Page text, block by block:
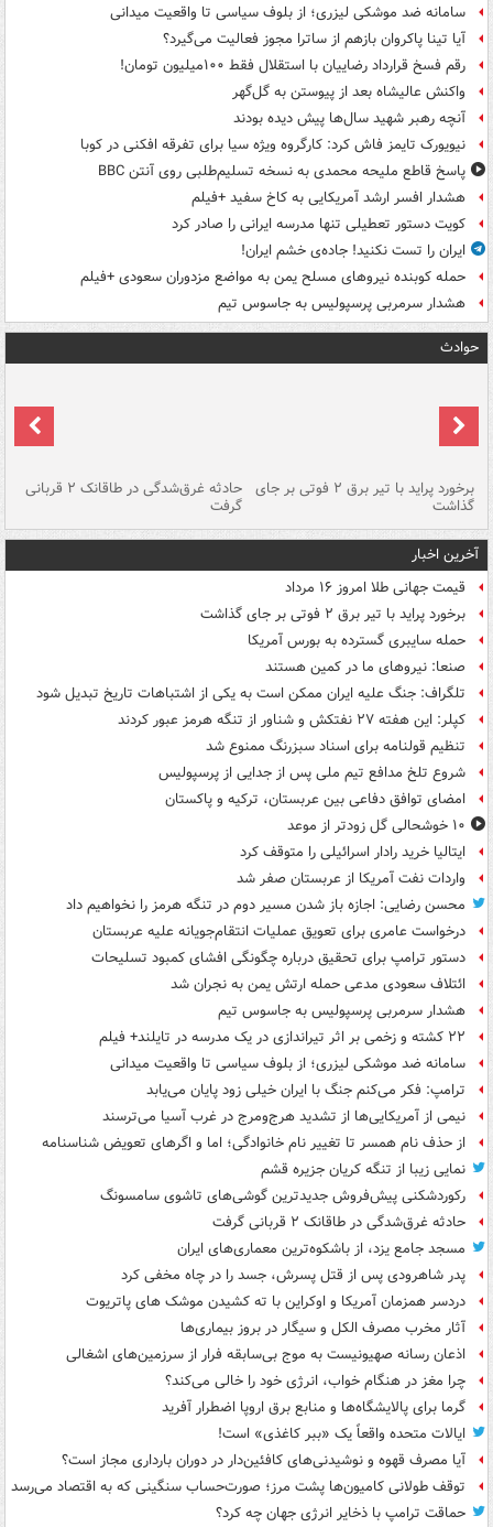
سامانه ضد موشکی لیزری؛ از بلوف سیاسی تا واقعیت میدانی
آیا تینا پاکروان بازهم از ساترا مجوز فعالیت می‌گیرد؟
رقم فسخ قرارداد رضاییان با استقلال فقط ۱۰۰میلیون تومان!
واکنش عالیشاه بعد از پیوستن به گل‌گهر
آنچه رهبر شهید سال‌ها پیش دیده بودند
نیویورک تایمز فاش کرد: کارگروه ویژه سیا برای تفرقه افکنی در کوبا
پاسخ قاطع ملیحه محمدی به نسخه تسلیم‌طلبی روی آنتن BBC
هشدار افسر ارشد آمریکایی به کاخ سفید +فیلم
کویت دستور تعطیلی تنها مدرسه ایرانی را صادر کرد
ایران را تست نکنید! جاده‌ی خشم ایران!
حمله کوبنده نیروهای مسلح یمن به مواضع مزدوران سعودی +فیلم
هشدار سرمربی پرسپولیس به جاسوس تیم
حوادث
برخورد پراید با تیر برق ۲ فوتی بر جای
گذاشت
حادثه غرق‌شدگی در طاقانک ۲ قربانی
گرفت
آخرین اخبار
قیمت جهانی طلا امروز ۱۶ مرداد
برخورد پراید با تیر برق ۲ فوتی بر جای گذاشت
حمله سایبری گسترده به بورس آمریکا
صنعا: نیروهای ما در کمین‌ هستند
تلگراف: جنگ علیه ایران ممکن است به یکی از اشتباهات تاریخ تبدیل شود
کپلر: این هفته ۲۷ نفتکش و شناور از تنگه هرمز عبور کردند
تنظیم قولنامه برای اسناد سبزرنگ ممنوع شد
شروع تلخ مدافع تیم ملی پس از جدایی از پرسپولیس
امضای توافق دفاعی بین عربستان، ترکیه و پاکستان
۱۰ خوشحالی گل زودتر از موعد
ایتالیا خرید رادار اسرائیلی را متوقف کرد
واردات نفت آمریکا از عربستان صفر شد
محسن رضایی: اجازه باز شدن مسیر دوم در تنگه هرمز را نخواهیم داد
درخواست عامری برای تعویق عملیات انتقام‌جویانه علیه عربستان
دستور ترامپ برای تحقیق درباره چگونگی افشای کمبود تسلیحات
ائتلاف سعودی مدعی حمله ارتش یمن به نجران شد
هشدار سرمربی پرسپولیس به جاسوس تیم
۲۲ کشته و زخمی بر اثر تیراندازی در یک مدرسه در تایلند+ فیلم
سامانه ضد موشکی لیزری؛ از بلوف سیاسی تا واقعیت میدانی
ترامپ: فکر می‌کنم جنگ با ایران خیلی زود پایان می‌یابد
نیمی از آمریکایی‌ها از تشدید هرج‌ومرج در غرب آسیا می‌ترسند
از حذف نام همسر تا تغییر نام خانوادگی؛ اما و اگرهای تعویض شناسنامه
نمایی زیبا از تنگه کریان جزیره قشم
رکوردشکنی پیش‌فروش جدیدترین گوشی‌های تاشوی سامسونگ
حادثه غرق‌شدگی در طاقانک ۲ قربانی گرفت
مسجد جامع یزد، از باشکوه‌ترین معماری‌های ایران
پدر شاهرودی پس از قتل پسرش، جسد را در چاه مخفی کرد
دردسر همزمان آمریکا و اوکراین با ته کشیدن موشک های پاتریوت
آثار مخرب مصرف الکل و سیگار در بروز بیماری‌ها
اذعان رسانه صهیونیست به موج بی‌سابقه فرار از سرزمین‌های اشغالی
چرا مغز در هنگام خواب، انرژی خود را خالی می‌کند؟
گرما برای پالایشگاه‌ها و منابع برق اروپا اضطرار آفرید
ایالات متحده واقعاً یک «ببر کاغذی» است!
آیا مصرف قهوه و نوشیدنی‌های کافئین‌دار در دوران بارداری مجاز است؟
توقف طولانی کامیون‌ها پشت مرز؛ صورت‌حساب سنگینی که به اقتصاد می‌رسد
حماقت ترامپ با ذخایر انرژی جهان چه کرد؟